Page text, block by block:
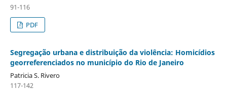
91-116
PDF
Segregação urbana e distribuição da violência: Homicídios
georreferenciados no município do Rio de Janeiro
Patricia S. Rivero
117-142